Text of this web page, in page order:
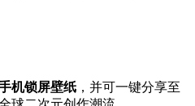
机锁屏壁纸 ，并可一键分享至